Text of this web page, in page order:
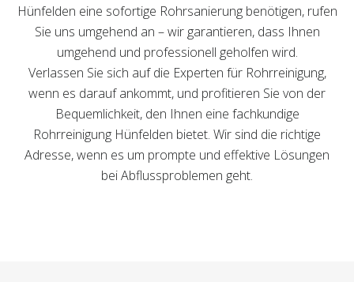
Hünfelden eine sofortige Rohrsanierung benötigen, rufen
Sie uns umgehend an – wir garantieren, dass Ihnen
umgehend und professionell geholfen wird.
Verlassen Sie sich auf die Experten für Rohrreinigung,
wenn es darauf ankommt, und profitieren Sie von der
Bequemlichkeit, den Ihnen eine fachkundige
Rohrreinigung Hünfelden bietet. Wir sind die richtige
Adresse, wenn es um prompte und effektive Lösungen
bei Abflussproblemen geht.